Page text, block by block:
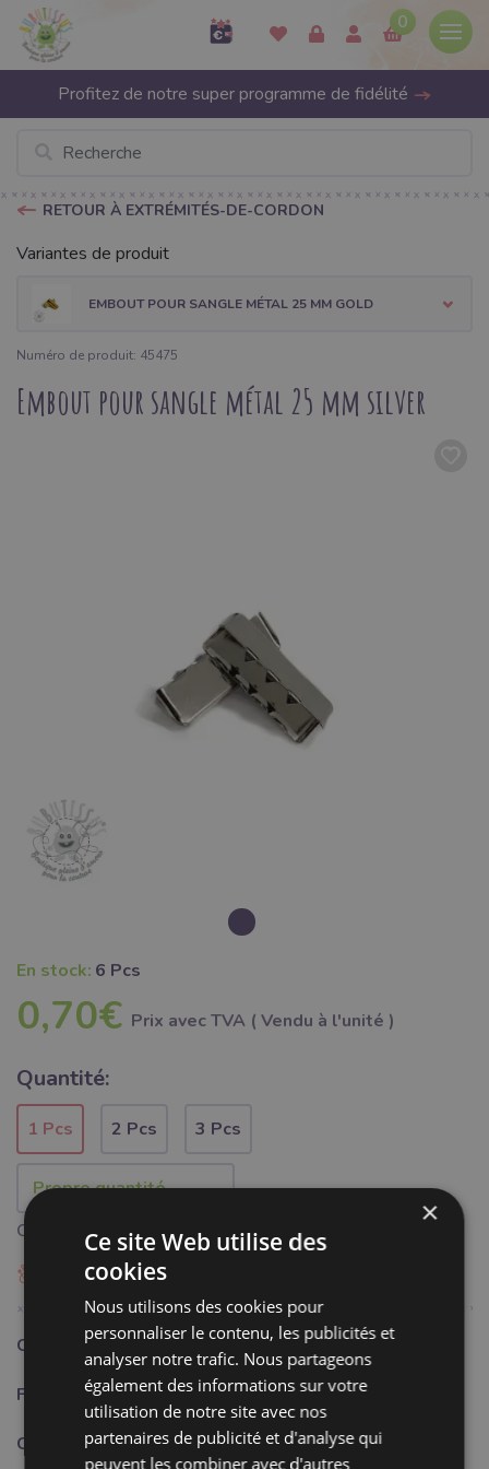
0
Profitez de notre super programme de fidélité
RETOUR À EXTRÉMITÉS-DE-CORDON
Variantes de produit
EMBOUT POUR SANGLE MÉTAL 25 MM GOLD
Numéro de produit: 45475
Embout pour sangle métal 25 mm silver
En stock: 6 Pcs
0,70€ Prix ​​avec TVA ( Vendu à l'unité )
Quantité:
1 Pcs 2 Pcs 3 Pcs
Quantité minimale 1 pièce
Ajouter à Bubumix
Catégorie: Mercerie
Fabricant: Bubulákovo s.r.o www.bubutissus,fr
Couleur: jaune
×
Ce site Web utilise des
cookies
Nous utilisons des cookies pour
personnaliser le contenu, les publicités et
analyser notre trafic. Nous partageons
également des informations sur votre
utilisation de notre site avec nos
partenaires de publicité et d'analyse qui
peuvent les combiner avec d'autres